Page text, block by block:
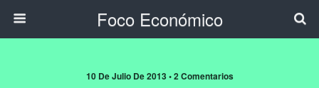
Foco Económico
10 De Julio De 2013 • 2 Comentarios